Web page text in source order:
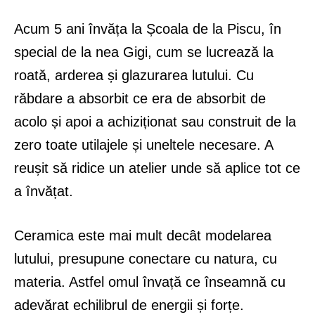
Acum 5 ani învăța la Școala de la Piscu, în
special de la nea Gigi, cum se lucrează la
roată, arderea și glazurarea lutului. Cu
răbdare a absorbit ce era de absorbit de
acolo și apoi a achiziționat sau construit de la
zero toate utilajele și uneltele necesare. A
reușit să ridice un atelier unde să aplice tot ce
a învățat.
Ceramica este mai mult decât modelarea
lutului, presupune conectare cu natura, cu
materia. Astfel omul învață ce înseamnă cu
adevărat echilibrul de energii și forțe.